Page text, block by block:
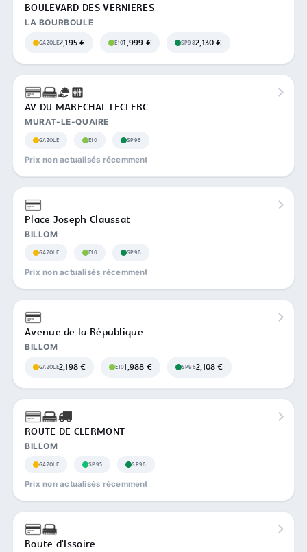
BOULEVARD DES VERNIERES
LA BOURBOULE
GAZOLE2,195 € E101,999 € SP982,130 €
AV DU MARECHAL LECLERC
MURAT-LE-QUAIRE
GAZOLE E10 SP98
Prix non actualisés récemment
Place Joseph Claussat
BILLOM
GAZOLE E10 SP98
Prix non actualisés récemment
Avenue de la République
BILLOM
GAZOLE2,198 € E101,988 € SP982,108 €
ROUTE DE CLERMONT
BILLOM
GAZOLE SP95 SP98
Prix non actualisés récemment
Route d'Issoire